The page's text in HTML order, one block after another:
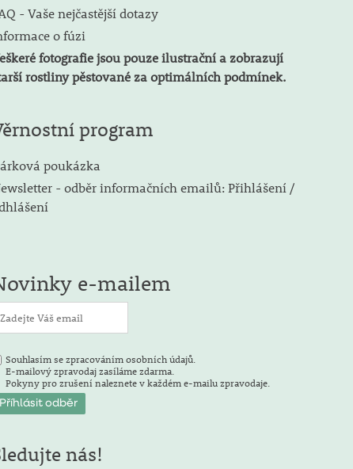
- Vaše nejčastější dotazy
o fúzi
fotografie jsou pouze ilustrační a zobrazují
rostliny pěstované za optimálních podmínek.
program
poukázka
- odběr informačních emailů: Přihlášení /
e-mailem
Souhlasím se zpracováním osobních údajů.
E-mailový zpravodaj zasíláme zdarma.
Pokyny pro zrušení naleznete v každém e-mailu zpravodaje.
nás!